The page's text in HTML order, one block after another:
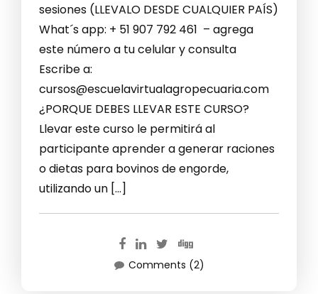
sesiones (LLEVALO DESDE CUALQUIER PAÍS)
What´s app: + 51 907 792 461 – agrega
este número a tu celular y consulta
Escribe a:
cursos@escuelavirtualagropecuaria.com
¿PORQUE DEBES LLEVAR ESTE CURSO?
Llevar este curso le permitirá al
participante aprender a generar raciones
o dietas para bovinos de engorde,
utilizando un […]
Comments (2)